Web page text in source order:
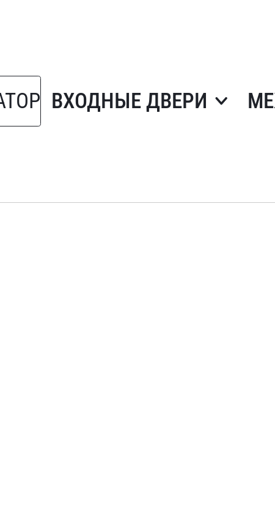
ВХОДНЫЕ ДВЕРИ